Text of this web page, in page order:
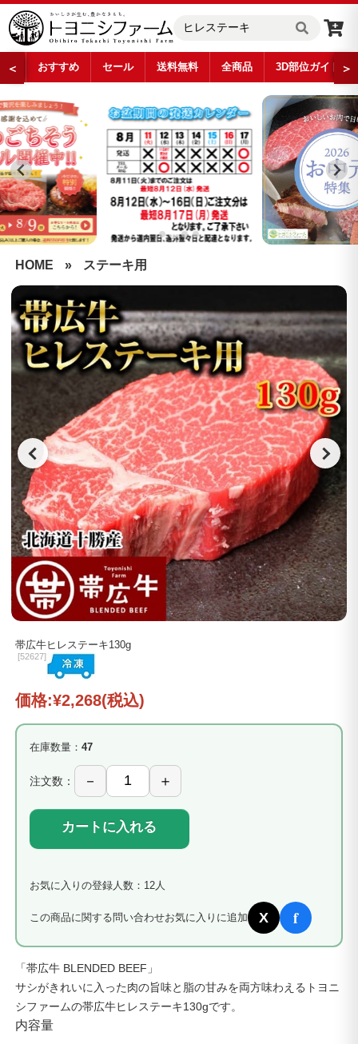
＜ おすすめ セール 送料無料 全商品 3D部位ガイド ＞
HOME » ステーキ用
帯広牛ヒレステーキ130g
[52627]
価格:¥2,268(税込)
在庫数量： 47
注文数：
カートに入れる
お気に入りの登録人数：12人
この商品に関する問い合わせお気に入りに追加 X f
「帯広牛 BLENDED BEEF」
サシがきれいに入った肉の旨味と脂の甘みを両方味わえるトヨニ
シファームの帯広牛ヒレステーキ130gです。
内容量